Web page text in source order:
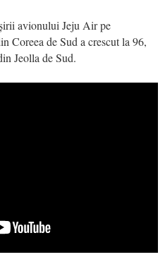
avionului Jeju Air pe
Coreea de Sud a crescut la 96,
Jeolla de Sud.